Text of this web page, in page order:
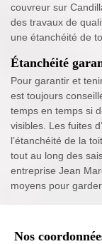
couvreur sur
des travaux de
une étanchéité de
Étanchéité
Pour garantir et
est toujours
temps en temps si
visibles. Les fuites
l’étanchéité de la
tout au long des
entreprise Jean
moyens pour
Nos